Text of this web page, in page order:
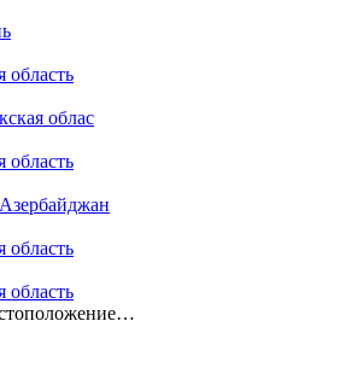
область
облас
область
область
область